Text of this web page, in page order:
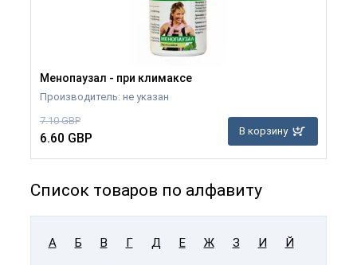
Менопаузал - при климаксе
Производитель: не указан
7.10 GBP
6.60 GBP В корзину
Список товаров по алфавиту
А Б В Г Д Е Ж З И Й